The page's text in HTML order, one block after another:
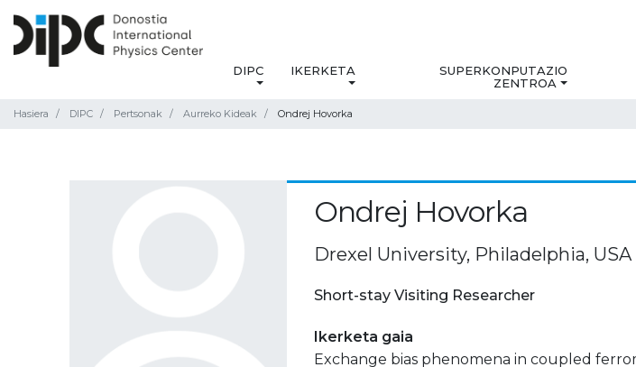
DIPC IKERKETA
SUPERKONPUTAZIO
ZENTROA
Hasiera DIPC Pertsonak Aurreko Kideak Ondrej Hovorka
Ondrej Hovorka
Drexel University, Philadelphia, USA
Short-stay Visiting Researcher
Ikerketa gaia
Exchange bias phenomena in coupled